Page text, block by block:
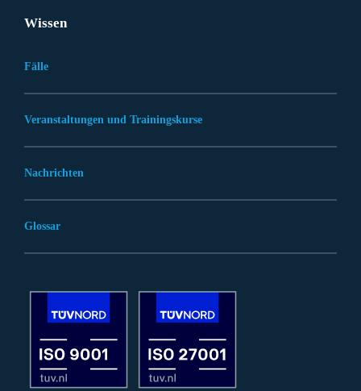
Wissen
Fälle
Veranstaltungen und Trainingskurse
Nachrichten
Glossar